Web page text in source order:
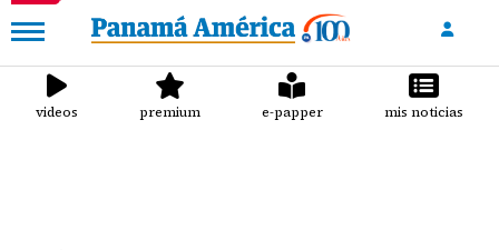
videos premium e-papper mis noticias